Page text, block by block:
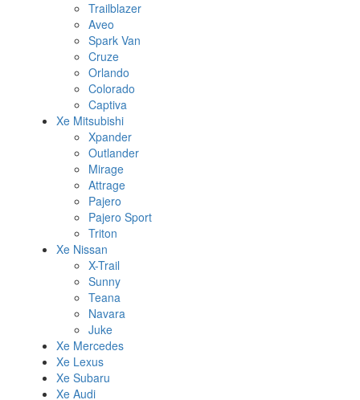
Trailblazer
Aveo
Spark Van
Cruze
Orlando
Colorado
Captiva
Xe Mitsubishi
Xpander
Outlander
Mirage
Attrage
Pajero
Pajero Sport
Triton
Xe Nissan
X-Trail
Sunny
Teana
Navara
Juke
Xe Mercedes
Xe Lexus
Xe Subaru
Xe Audi